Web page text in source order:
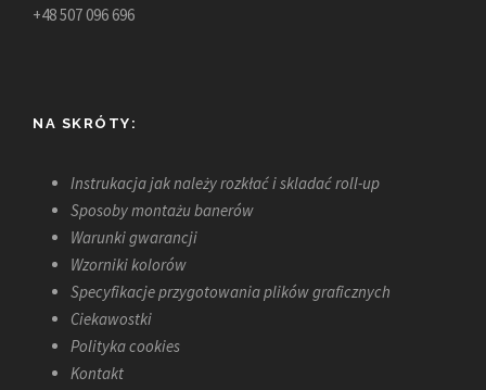
+48 507 096 696
NA SKRÓTY:
Instrukacja jak należy rozkłać i skladać roll-up
Sposoby montażu banerów
Warunki gwarancji
Wzorniki kolorów
Specyfikacje przygotowania plików graficznych
Ciekawostki
Polityka cookies
Kontakt